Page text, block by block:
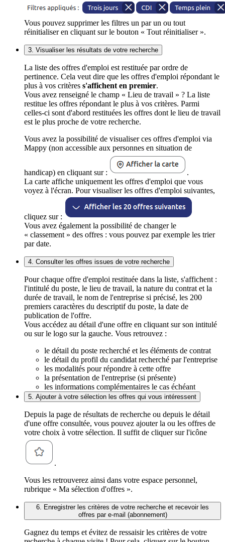
Vous pouvez supprimer les filtres un par un ou tout
réinitialiser en cliquant sur le bouton « Tout réinitialiser ».
3. Visualiser les résultats de votre recherche
La liste des offres d'emploi est restituée par ordre de
pertinence. Cela veut dire que les offres d'emploi répondant le
plus à vos critères s'affichent en premier.
Vous avez renseigné le champ « Lieu de travail » ? La liste
restitue les offres répondant le plus à vos critères. Parmi
celles-ci sont d'abord restituées les offres dont le lieu de travail
est le plus proche de votre recherche.
Vous avez la possibilité de visualiser ces offres d'emploi via
Mappy (non accessible aux personnes en situation de
handicap) en cliquant sur :
.
La carte affiche uniquement les offres d'emploi que vous
voyez à l'écran. Pour visualiser les offres d'emploi suivantes,
cliquez sur :
Vous avez également la possibilité de changer le
« classement » des offres : vous pouvez par exemple les trier
par date.
4. Consulter les offres issues de votre recherche
Pour chaque offre d'emploi restituée dans la liste, s'affichent :
l'intitulé du poste, le lieu de travail, la nature du contrat et la
durée de travail, le nom de l'entreprise si précisé, les 200
premiers caractères du descriptif du poste, la date de
publication de l'offre.
Vous accédez au détail d'une offre en cliquant sur son intitulé
ou sur le logo sur la gauche. Vous retrouvez :
le détail du poste recherché et les éléments de contrat
le détail du profil du candidat recherché par l'entreprise
les modalités pour répondre à cette offre
la présentation de l'entreprise (si présente)
les informations complémentaires le cas échéant
5. Ajouter à votre sélection les offres qui vous intéressent
Depuis la page de résultats de recherche ou depuis le détail
d'une offre consultée, vous pouvez ajouter la ou les offres de
votre choix à votre sélection. Il suffit de cliquer sur l'icône
.
Vous les retrouverez ainsi dans votre espace personnel,
rubrique « Ma sélection d'offres ».
6. Enregistrer les critères de votre recherche et recevoir les
offres par e-mail (abonnement)
Gagnez du temps et évitez de ressaisir les critères de votre